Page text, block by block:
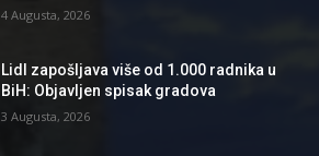
4 Augusta, 2026
Lidl zapošljava više od 1.000 radnika u
BiH: Objavljen spisak gradova
3 Augusta, 2026